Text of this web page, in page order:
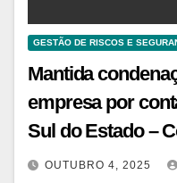
GESTÃO DE RISCOS E
Mantida
empresa por
Sul do Estado –
OUTUBRO 4, 2025